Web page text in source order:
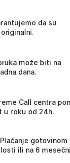
da su
može biti na
dana.
Call centra
u roku od 24h.
gotovinom
ili na 6